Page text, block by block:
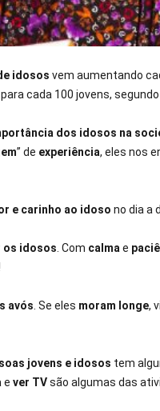
idosos vem aumentando
cada 100 jovens,
dos idosos na
” de experiência, eles nos
e carinho ao idoso no dia a
os idosos . Com calma e
avós . Se eles moram longe,
jovens e idosos tem
e ver TVsão algumas das